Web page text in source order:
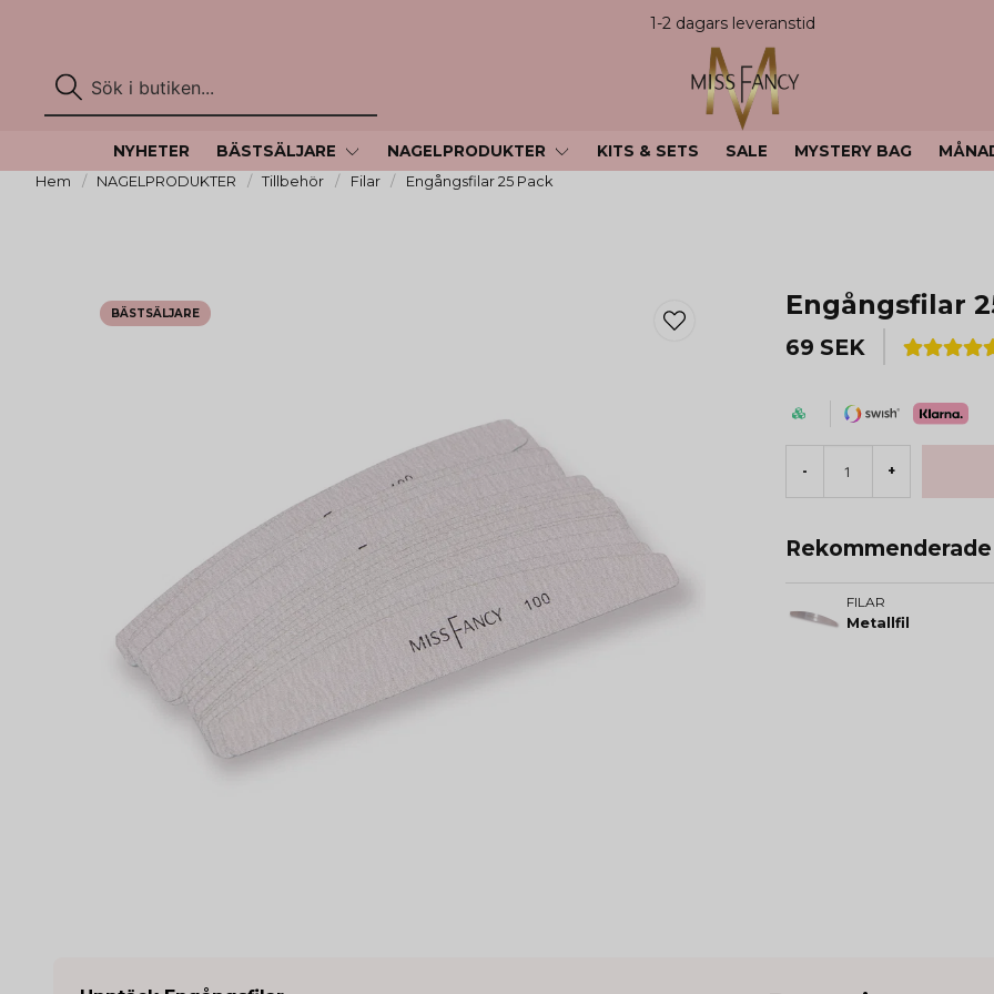
1-2 dagars leveranstid
NYHETER BÄSTSÄLJARE NAGELPRODUKTER KITS & SETS SALE MYSTERY BAG
Hem NAGELPRODUKTER Tillbehör Filar Engångsfilar 25 Pack
BÄSTSÄLJARE Engångsfilar
69 SEK
- +
FILAR
Metallfil